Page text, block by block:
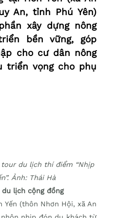
An, tỉnh Phú Yên)
xây dựng nông
bền vững, góp
cho cư dân nông
triển vọng cho phụ
du lịch thí điểm “Nhịp
Ảnh: Thái Hà
lịch cộng đồng
Yến (thôn Nhơn Hội, xã An